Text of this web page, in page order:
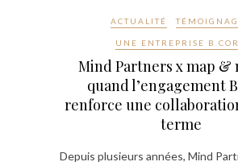
ACTUALITÉ
UNE ENTREPRISE B
Mind Partners x map &
quand l’engagement
renforce une
terme
Depuis plusieurs années, Mind